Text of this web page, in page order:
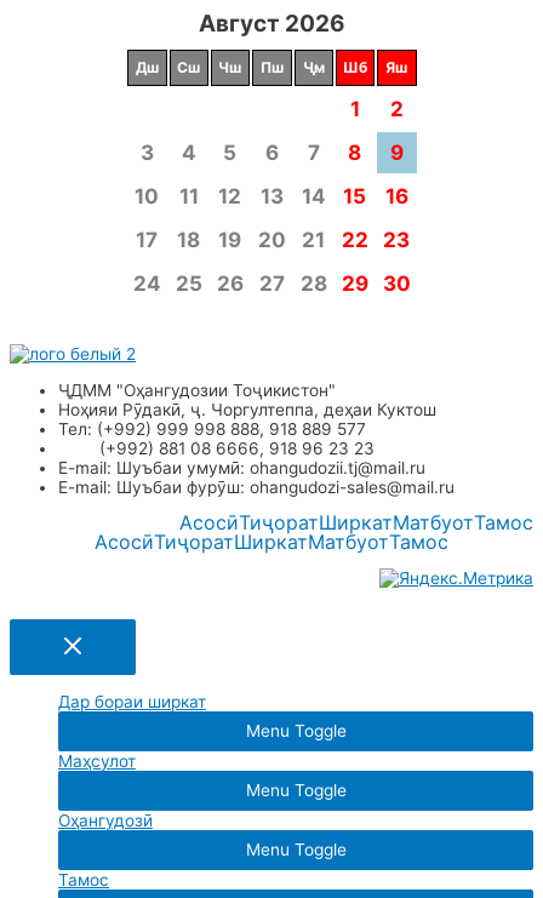
Август 2026
Дш Сш Чш Пш Ҷм Шб Яш
1
2
3
4 5 6 7 8
9
10
11 12 13 14 15
16
17
18 19 20 21 22
23
24
25 26 27 28 29 30
ҶДММ "Оҳангудозии Тоҷикистон"
Ноҳияи Рӯдакӣ, ҷ. Чоргултеппа, деҳаи Куктош
Тел: (+992) 999 998 888, 918 889 577
(+992) 881 08 6666, 918 96 23 23
E-mail: Шуъбаи умумӣ: ohangudozii.tj@mail.ru
E-mail: Шуъбаи фурӯш: ohangudozi-sales@mail.ru
АсосӣТиҷоратШиркатМатбуотТамос
АсосӣТиҷоратШиркатМатбуотТамос
Дар бораи ширкат
Menu Toggle
Маҳсулот
Menu Toggle
Оҳангудозӣ
Menu Toggle
Тамос